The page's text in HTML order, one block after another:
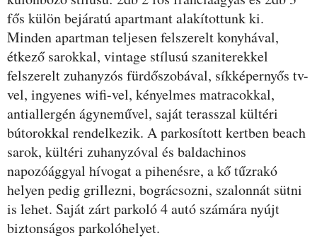
fős külön bejáratú apartmant alakítottunk ki.
Minden apartman teljesen felszerelt konyhával,
étkező sarokkal, vintage stílusú szaniterekkel
felszerelt zuhanyzós fürdőszobával, síkképernyős tv-
vel, ingyenes wifi-vel, kényelmes matracokkal,
antiallergén ágyneművel, saját terasszal kültéri
bútorokkal rendelkezik. A parkosított kertben beach
sarok, kültéri zuhanyzóval és baldachinos
napozóággyal hívogat a pihenésre, a kő tűzrakó
helyen pedig grillezni, bográcsozni, szalonnát sütni
is lehet. Saját zárt parkoló 4 autó számára nyújt
biztonságos parkolóhelyet.